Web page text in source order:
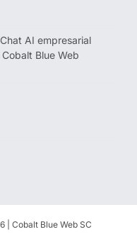
AI empresarial
Blue Web
| Cobalt Blue Web SC